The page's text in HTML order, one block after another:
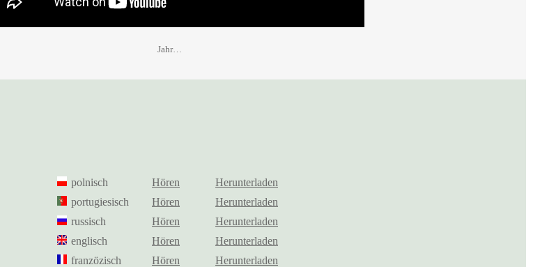
Jahr…
polnisch Hören
Herunterladen
portugiesisch
Hören
Herunterladen
russisch
Hören
Herunterladen
englisch
Hören
Herunterladen
franzözisch
Hören
Herunterladen